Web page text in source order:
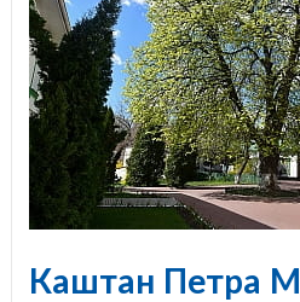
Каштан Петра